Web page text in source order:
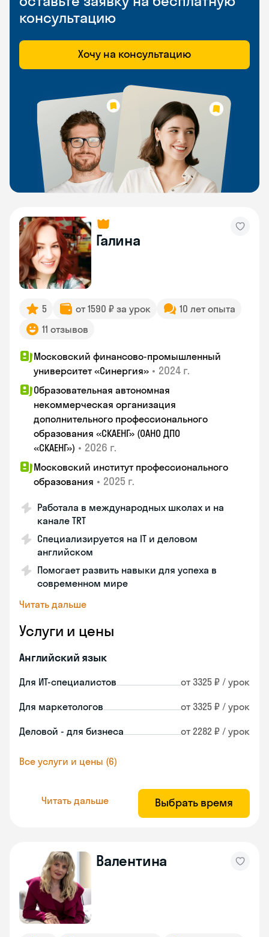
консультацию
Хочу на консультацию
Галина
5 от 1590 ₽ за урок
10 лет опыта
11 отзывов
Московский финансово-промышленный
университет «Синергия» • 2024 г.
Образовательная автономная
некоммерческая организация
дополнительного профессионального
образования «СКАЕНГ» (ОАНО ДПО
«СКАЕНГ») • 2026 г.
Московский институт профессионального
образования • 2025 г.
Работала в международных школах и на
канале TRT
Специализируется на IT и деловом
английском
Помогает развить навыки для успеха в
современном мире
Читать дальше
Услуги и цены
Английский язык
Для ИТ-специалистов от 3325 ₽ / урок
Для маркетологов от 3325 ₽ / урок
Деловой - для бизнеса от 2282 ₽ / урок
Все услуги и цены (6)
Читать дальше Выбрать время
Валентина